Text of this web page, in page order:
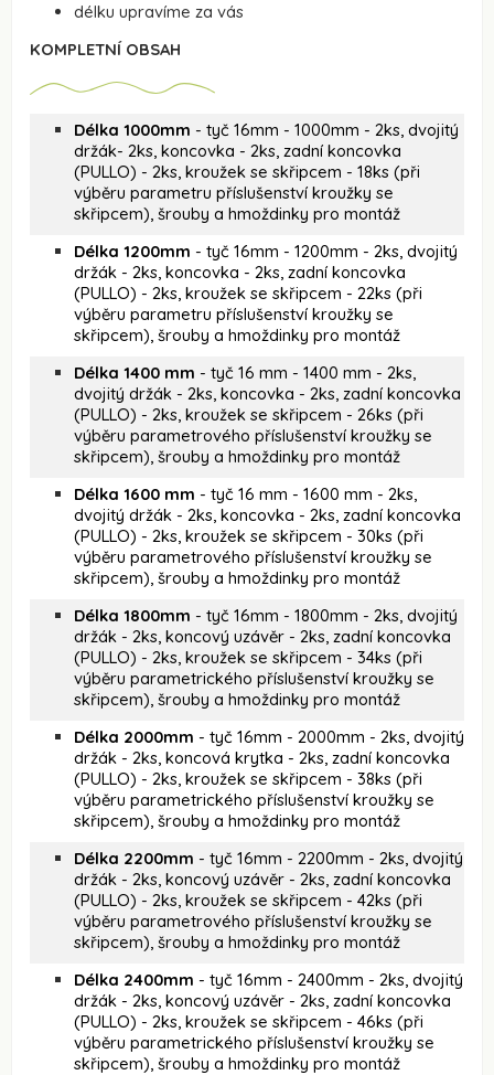
délku upravíme za vás
KOMPLETNÍ OBSAH
Délka 1000mm - tyč 16mm - 1000mm - 2ks, dvojitý
držák- 2ks, koncovka - 2ks, zadní koncovka
(PULLO) - 2ks, kroužek se skřipcem - 18ks (při
výběru parametru příslušenství kroužky se
skřipcem), šrouby a hmoždinky pro montáž
Délka 1200mm - tyč 16mm - 1200mm - 2ks, dvojitý
držák - 2ks, koncovka - 2ks, zadní koncovka
(PULLO) - 2ks, kroužek se skřipcem - 22ks (při
výběru parametru příslušenství kroužky se
skřipcem), šrouby a hmoždinky pro montáž
Délka 1400 mm - tyč 16 mm - 1400 mm - 2ks,
dvojitý držák - 2ks, koncovka - 2ks, zadní koncovka
(PULLO) - 2ks, kroužek se skřipcem - 26ks (při
výběru parametrového příslušenství kroužky se
skřipcem), šrouby a hmoždinky pro montáž
Délka 1600 mm - tyč 16 mm - 1600 mm - 2ks,
dvojitý držák - 2ks, koncovka - 2ks, zadní koncovka
(PULLO) - 2ks, kroužek se skřipcem - 30ks (při
výběru parametrového příslušenství kroužky se
skřipcem), šrouby a hmoždinky pro montáž
Délka 1800mm - tyč 16mm - 1800mm - 2ks, dvojitý
držák - 2ks, koncový uzávěr - 2ks, zadní koncovka
(PULLO) - 2ks, kroužek se skřipcem - 34ks (při
výběru parametrického příslušenství kroužky se
skřipcem), šrouby a hmoždinky pro montáž
Délka 2000mm - tyč 16mm - 2000mm - 2ks, dvojitý
držák - 2ks, koncová krytka - 2ks, zadní koncovka
(PULLO) - 2ks, kroužek se skřipcem - 38ks (při
výběru parametrického příslušenství kroužky se
skřipcem), šrouby a hmoždinky pro montáž
Délka 2200mm - tyč 16mm - 2200mm - 2ks, dvojitý
držák - 2ks, koncový uzávěr - 2ks, zadní koncovka
(PULLO) - 2ks, kroužek se skřipcem - 42ks (při
výběru parametrového příslušenství kroužky se
skřipcem), šrouby a hmoždinky pro montáž
Délka 2400mm - tyč 16mm - 2400mm - 2ks, dvojitý
držák - 2ks, koncový uzávěr - 2ks, zadní koncovka
(PULLO) - 2ks, kroužek se skřipcem - 46ks (při
výběru parametrického příslušenství kroužky se
skřipcem), šrouby a hmoždinky pro montáž